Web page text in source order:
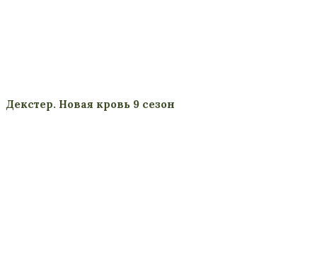
Декстер. Новая кровь 9 сезон